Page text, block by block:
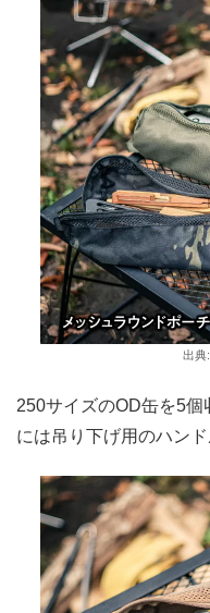
出典:
250サイズのOD缶を5
には吊り下げ用のハンド